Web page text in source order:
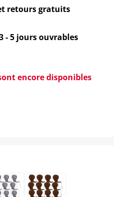
retours gratuits
- 5 jours ouvrables
encore disponibles
le produit